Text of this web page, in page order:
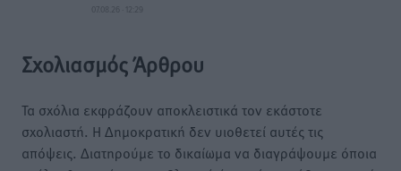
07.08.26 · 12:29
Σχολιασμός Άρθρου
Τα σχόλια εκφράζουν αποκλειστικά τον εκάστοτε
σχολιαστή. Η Δημοκρατική δεν υιοθετεί αυτές τις
απόψεις. Διατηρούμε το δικαίωμα να διαγράψουμε όποια